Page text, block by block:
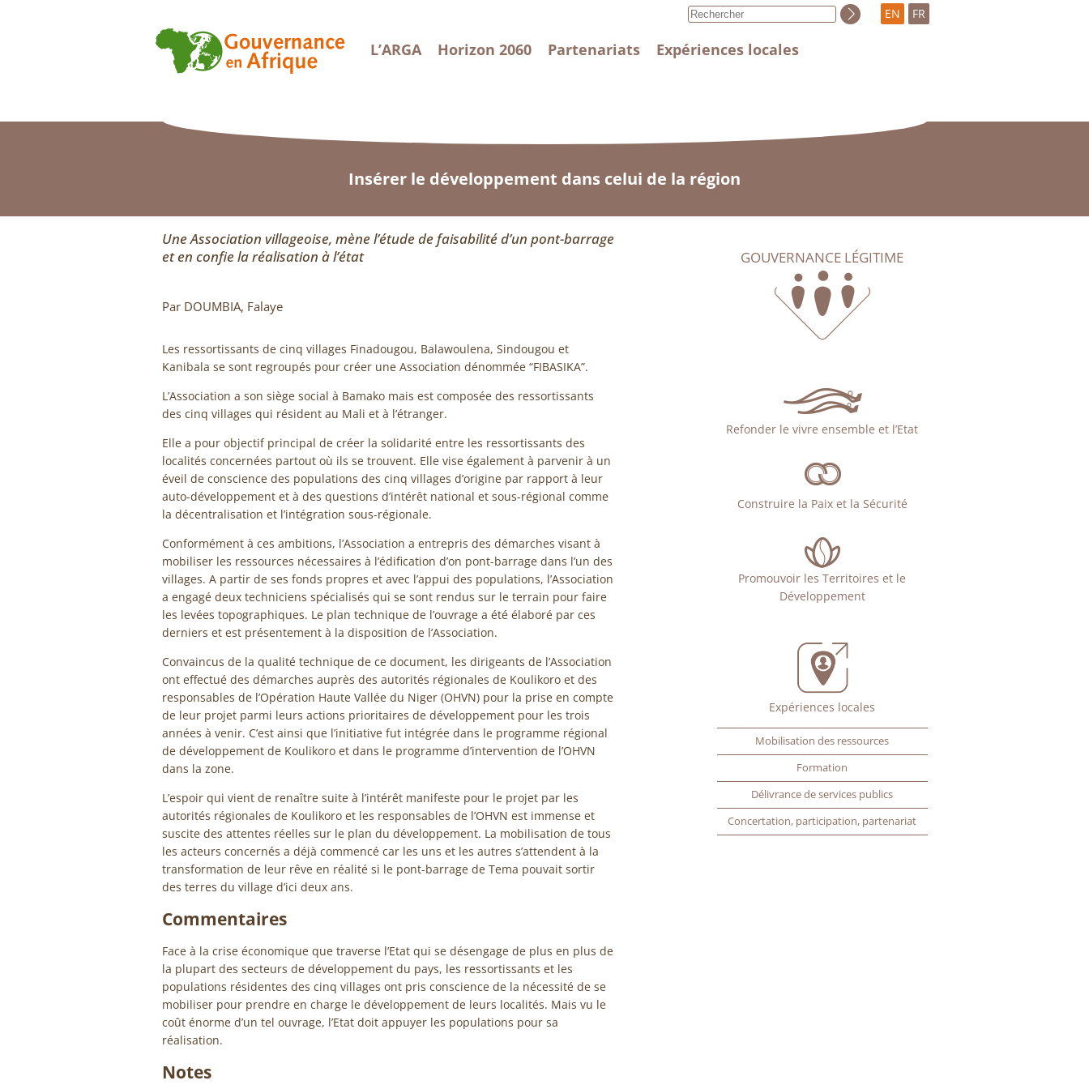
L’ARGA Horizon 2060 Partenariats Expériences locales
EN FR
Insérer le développement dans celui de la région
Une Association villageoise, mène l’étude de faisabilité d’un pont-barrage
et en confie la réalisation à l’état
Par DOUMBIA, Falaye
Les ressortissants de cinq villages Finadougou, Balawoulena, Sindougou et
Kanibala se sont regroupés pour créer une Association dénommée “FIBASIKA”.
L’Association a son siège social à Bamako mais est composée des ressortissants
des cinq villages qui résident au Mali et à l’étranger.
Elle a pour objectif principal de créer la solidarité entre les ressortissants des
localités concernées partout où ils se trouvent. Elle vise également à parvenir à un
éveil de conscience des populations des cinq villages d’origine par rapport à leur
auto-développement et à des questions d’intérêt national et sous-régional comme
la décentralisation et l’intégration sous-régionale.
Conformément à ces ambitions, l’Association a entrepris des démarches visant à
mobiliser les ressources nécessaires à l’édification d’on pont-barrage dans l’un des
villages. A partir de ses fonds propres et avec l’appui des populations, l’Association
a engagé deux techniciens spécialisés qui se sont rendus sur le terrain pour faire
les levées topographiques. Le plan technique de l’ouvrage a été élaboré par ces
derniers et est présentement à la disposition de l’Association.
Convaincus de la qualité technique de ce document, les dirigeants de l’Association
ont effectué des démarches auprès des autorités régionales de Koulikoro et des
responsables de l’Opération Haute Vallée du Niger (OHVN) pour la prise en compte
de leur projet parmi leurs actions prioritaires de développement pour les trois
années à venir. C’est ainsi que l’initiative fut intégrée dans le programme régional
de développement de Koulikoro et dans le programme d’intervention de l’OHVN
dans la zone.
L’espoir qui vient de renaître suite à l’intérêt manifeste pour le projet par les
autorités régionales de Koulikoro et les responsables de l’OHVN est immense et
suscite des attentes réelles sur le plan du développement. La mobilisation de tous
les acteurs concernés a déjà commencé car les uns et les autres s’attendent à la
transformation de leur rêve en réalité si le pont-barrage de Tema pouvait sortir
des terres du village d’ici deux ans.
Commentaires
Face à la crise économique que traverse l’Etat qui se désengage de plus en plus de
la plupart des secteurs de développement du pays, les ressortissants et les
populations résidentes des cinq villages ont pris conscience de la nécessité de se
mobiliser pour prendre en charge le développement de leurs localités. Mais vu le
coût énorme d’un tel ouvrage, l’Etat doit appuyer les populations pour sa
réalisation.
Notes
GOUVERNANCE LÉGITIME
Refonder le vivre ensemble et l’Etat
Construire la Paix et la Sécurité
Promouvoir les Territoires et le
Développement
Expériences locales
Mobilisation des ressources
Formation
Délivrance de services publics
Concertation, participation, partenariat